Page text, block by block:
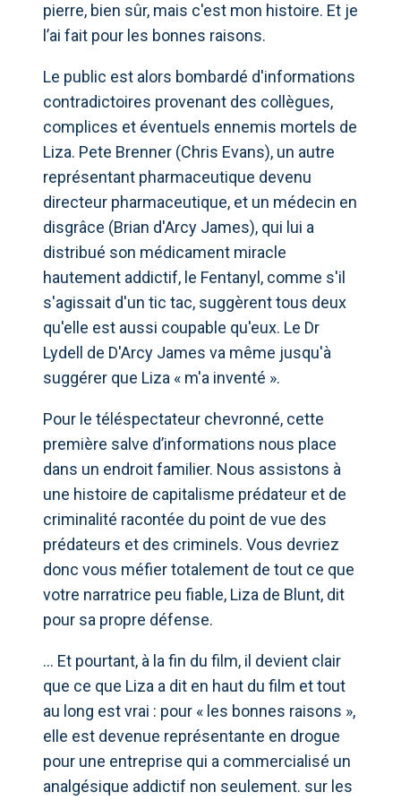
pierre, bien sûr, mais c'est mon histoire. Et je
l’ai fait pour les bonnes raisons.
Le public est alors bombardé d'informations
contradictoires provenant des collègues,
complices et éventuels ennemis mortels de
Liza. Pete Brenner (Chris Evans), un autre
représentant pharmaceutique devenu
directeur pharmaceutique, et un médecin en
disgrâce (Brian d'Arcy James), qui lui a
distribué son médicament miracle
hautement addictif, le Fentanyl, comme s'il
s'agissait d'un tic tac, suggèrent tous deux
qu'elle est aussi coupable qu'eux. Le Dr
Lydell de D'Arcy James va même jusqu'à
suggérer que Liza « m'a inventé ».
Pour le téléspectateur chevronné, cette
première salve d’informations nous place
dans un endroit familier. Nous assistons à
une histoire de capitalisme prédateur et de
criminalité racontée du point de vue des
prédateurs et des criminels. Vous devriez
donc vous méfier totalement de tout ce que
votre narratrice peu fiable, Liza de Blunt, dit
pour sa propre défense.
… Et pourtant, à la fin du film, il devient clair
que ce que Liza a dit en haut du film et tout
au long est vrai : pour « les bonnes raisons »,
elle est devenue représentante en drogue
pour une entreprise qui a commercialisé un
analgésique addictif non seulement. sur les